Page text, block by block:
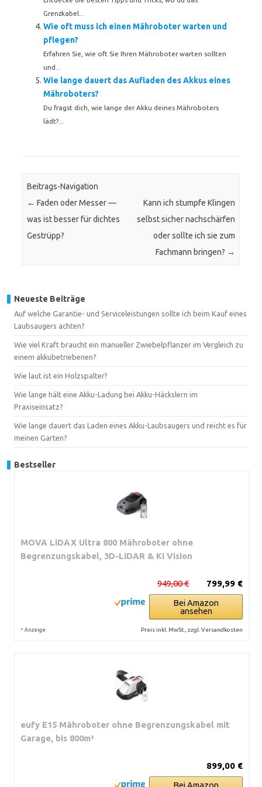
Grenzkabel...
Wie oft muss ich einen Mähroboter warten und
pflegen?
Erfahren Sie, wie oft Sie Ihren Mähroboter warten sollten
und...
Wie lange dauert das Aufladen des Akkus eines
Mähroboters?
Du fragst dich, wie lange der Akku deines Mähroboters
lädt?...
Beitrags-Navigation
← Faden oder Messer —
was ist besser für dichtes
Gestrüpp?
Kann ich stumpfe Klingen
selbst sicher nachschärfen
oder sollte ich sie zum
Fachmann bringen? →
Neueste Beiträge
Auf welche Garantie- und Serviceleistungen sollte ich beim Kauf eines
Laubsaugers achten?
Wie viel Kraft braucht ein manueller Zwiebelpflanzer im Vergleich zu
einem akkubetriebenen?
Wie laut ist ein Holzspalter?
Wie lange hält eine Akku-Ladung bei Akku-Häckslern im
Praxiseinsatz?
Wie lange dauert das Laden eines Akku-Laubsaugers und reicht es für
meinen Garten?
Bestseller
MOVA LiDAX Ultra 800 Mähroboter ohne
Begrenzungskabel, 3D-LiDAR & KI Vision
799,99 €
949,00 €
Bei Amazon
ansehen
* Anzeige Preis inkl. MwSt., zzgl. Versandkosten
eufy E15 Mähroboter ohne Begrenzungskabel mit
Garage, bis 800m²
899,00 €
Bei Amazon